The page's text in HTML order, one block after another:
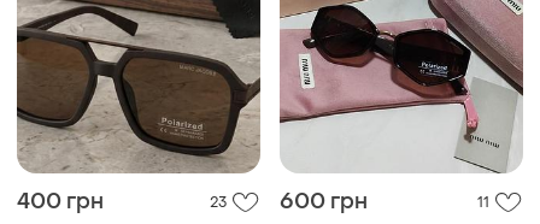
400 грн 23 600 грн 11